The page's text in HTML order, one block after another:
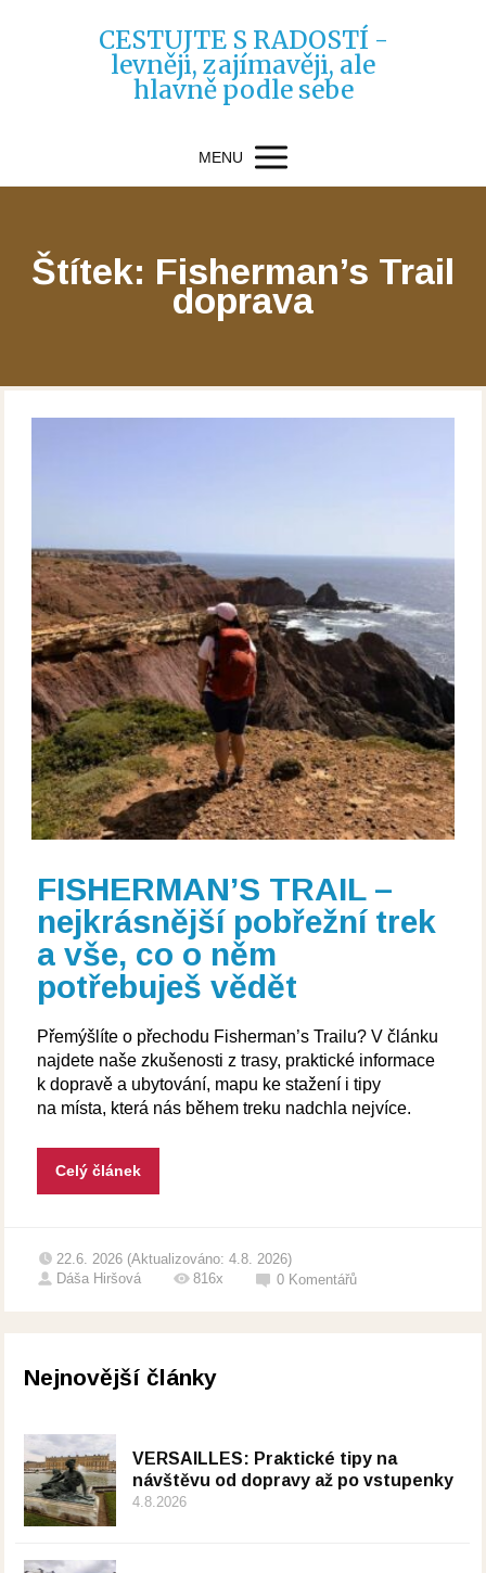
CESTUJTE S RADOSTÍ -
levněji, zajímavěji, ale
hlavně podle sebe
MENU
Štítek: Fisherman’s Trail
doprava
FISHERMAN’S TRAIL –
nejkrásnější pobřežní trek
a vše, co o něm
potřebuješ vědět
Přemýšlíte o přechodu Fisherman’s Trailu? V článku
najdete naše zkušenosti z trasy, praktické informace
k dopravě a ubytování, mapu ke stažení i tipy
na místa, která nás během treku nadchla nejvíce.
Celý článek
22.6. 2026 (Aktualizováno: 4.8. 2026)
Dáša Hiršová
816x 0 Komentářů
Nejnovější články
VERSAILLES: Praktické tipy na
návštěvu od dopravy až po vstupenky
4.8.2026